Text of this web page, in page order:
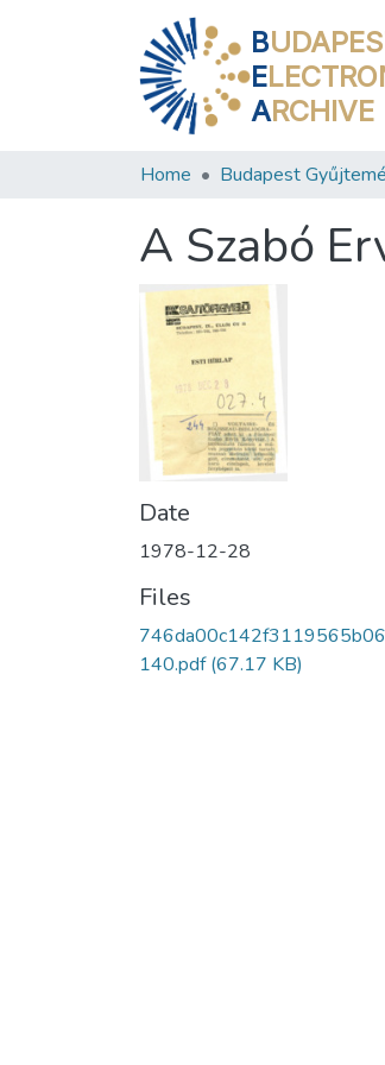
B
E
ARCHIVE
Home Budapest
A Szabó
Date
1978-12-28
Files
140.pdf(67.17 KB)